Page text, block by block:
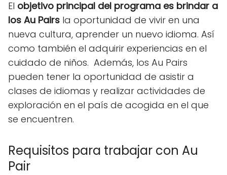
El objetivo principal del programa es brindar a
los Au Pairs la oportunidad de vivir en una
nueva cultura, aprender un nuevo idioma. Así
como también el adquirir experiencias en el
cuidado de niños. Además, los Au Pairs
pueden tener la oportunidad de asistir a
clases de idiomas y realizar actividades de
exploración en el país de acogida en el que
se encuentren.
Requisitos para trabajar con Au
Pair